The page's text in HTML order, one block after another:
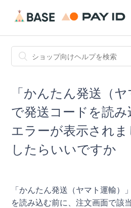
「かんたん発送（ヤ
で発送コードを読
エラーが表示されま
したらいいですか
「かんたん発送（ヤマト運輸）
を読み込む前に、注文画面で該